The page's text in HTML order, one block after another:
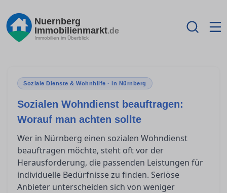
Nuernberg
Immobilienmarkt.de
Immobilien im Überblick
Soziale Dienste & Wohnhilfe · in Nürnberg
Sozialen Wohndienst beauftragen:
Worauf man achten sollte
Wer in Nürnberg einen sozialen Wohndienst
beauftragen möchte, steht oft vor der
Herausforderung, die passenden Leistungen für
individuelle Bedürfnisse zu finden. Seriöse
Anbieter unterscheiden sich von weniger